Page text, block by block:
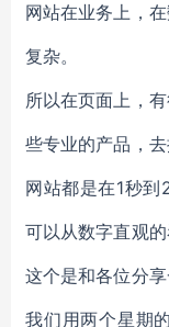
网站在业务上，
复杂。
所以在页面上，
些专业的产品，
网站都是在1秒
可以从数字直观
这个是和各位分
我们用两个星期